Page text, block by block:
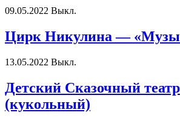
09.05.2022 Выкл.
Цирк Никулина —
13.05.2022 Выкл.
Детский Сказочный театр
(кукольный)